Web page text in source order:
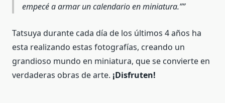
empecé a armar un calendario en miniatura.”
Tatsuya durante cada día de los últimos 4 años ha
esta realizando estas fotografías, creando un
grandioso mundo en miniatura, que se convierte en
verdaderas obras de arte. ¡Disfruten!